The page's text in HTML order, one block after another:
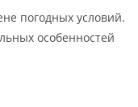
погодных условий.
особенностей